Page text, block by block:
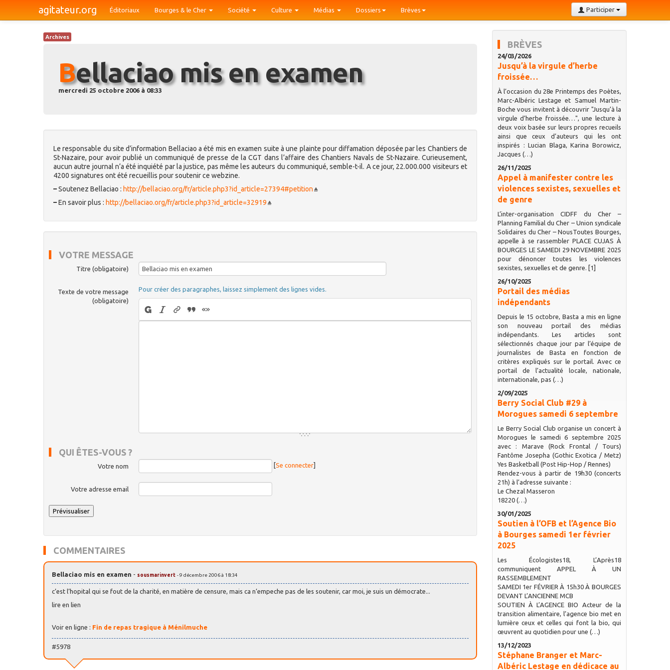
agitateur.org Participer
Éditoriaux Bourges & le Cher Société Culture Médias Dossiers Brèves
Archives
Bellaciao mis en examen
mercredi 25 octobre 2006 à 08:33
Le responsable du site d’information Bellaciao a été mis en examen suite à une plainte pour diffamation déposée par les Chantiers de
St-Nazaire, pour avoir publié un communiqué de presse de la CGT dans l’affaire des Chantiers Navals de St-Nazaire. Curieusement,
aucun autre journal n’a été inquiété par la justice, pas même les auteurs du communiqué, semble-t-il. A ce jour, 22.000.000 visiteurs et
4200 signatures ont été recueillis pour soutenir ce webzine.
–Soutenez Bellaciao : http://bellaciao.org/fr/article.php3?id_article=27394#petition
–En savoir plus : http://bellaciao.org/fr/article.php3?id_article=32919
VOTRE MESSAGE
Titre (obligatoire)
Texte de votre message
(obligatoire)
Pour créer des paragraphes, laissez simplement des lignes vides.
QUI ÊTES-VOUS ?
Votre nom [Se connecter]
Votre adresse email
COMMENTAIRES
Bellaciao mis en examen - sousmarinvert - 9 décembre 2006 à 18:34
c’est l’hopital qui se fout de la charité, en matière de censure, mais ca n’empeche pas de les soutenir, car moi, je suis un démocrate...
lire en lien
Voir en ligne : Fin de repas tragique à Ménilmuche
#5978
BRÈVES
24/03/2026
Jusqu’à la virgule d’herbe
froissée…
À l’occasion du 28e Printemps des Poètes,
Marc-Albéric Lestage et Samuel Martin-
Boche vous invitent à découvrir "Jusqu’à la
virgule d’herbe froissée…", une lecture à
deux voix basée sur leurs propres recueils
ainsi que ceux d’auteurs qui les ont
inspirés : Lucian Blaga, Karina Borowicz,
Jacques (…)
26/11/2025
Appel à manifester contre les
violences sexistes, sexuelles et
de genre
L’inter-organisation CIDFF du Cher –
Planning Familial du Cher – Union syndicale
Solidaires du Cher – NousToutes Bourges,
appelle à se rassembler PLACE CUJAS À
BOURGES LE SAMEDI 29 NOVEMBRE 2025
pour dénoncer toutes les violences
sexistes, sexuelles et de genre. [1]
26/10/2025
Portail des médias
indépendants
Depuis le 15 octobre, Basta a mis en ligne
son nouveau portail des médias
indépendants. Les articles sont
sélectionnés chaque jour par l’équipe de
journalistes de Basta en fonction de
critères expliqués sur le portail. Avec ce
portail de l’actualité locale, nationale,
internationale, pas (…)
2/09/2025
Berry Social Club #29 à
Morogues samedi 6 septembre
Le Berry Social Club organise un concert à
Morogues le samedi 6 septembre 2025
avec : Marave (Rock Frontal / Tours)
Fantôme Josepha (Gothic Exotica / Metz)
Yes Basketball (Post Hip-Hop / Rennes)
Rendez-vous à partir de 19h30 (concerts
21h) à l’adresse suivante :
Le Chezal Masseron
18220 (…)
30/01/2025
Soutien à l’OFB et l’Agence Bio
à Bourges samedi 1er février
2025
Les Écologistes18, L’Après18
communiquent APPEL À UN
RASSEMBLEMENT
SAMEDI 1er FÉVRIER À 15h30 À BOURGES
DEVANT L’ANCIENNE MCB
SOUTIEN À L’AGENCE BIO Acteur de la
transition alimentaire, l’agence bio met en
lumière ceux et celles qui font la bio, qui
œuvrent au quotidien pour une (…)
13/12/2023
Stéphane Branger et Marc-
Albéric Lestage en dédicace au